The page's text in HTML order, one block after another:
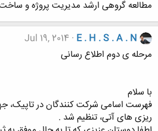
مطالعه گروهی ارشد مدیریت پروژه و
E . H . S . A . N
Jul 19, 2014
مرحله ی دوم اطلاع رسانی
با سلام
فهرست اسامی شرکت کنندگان در تاپیک،
ریزی های آتی، تنظیم شد .